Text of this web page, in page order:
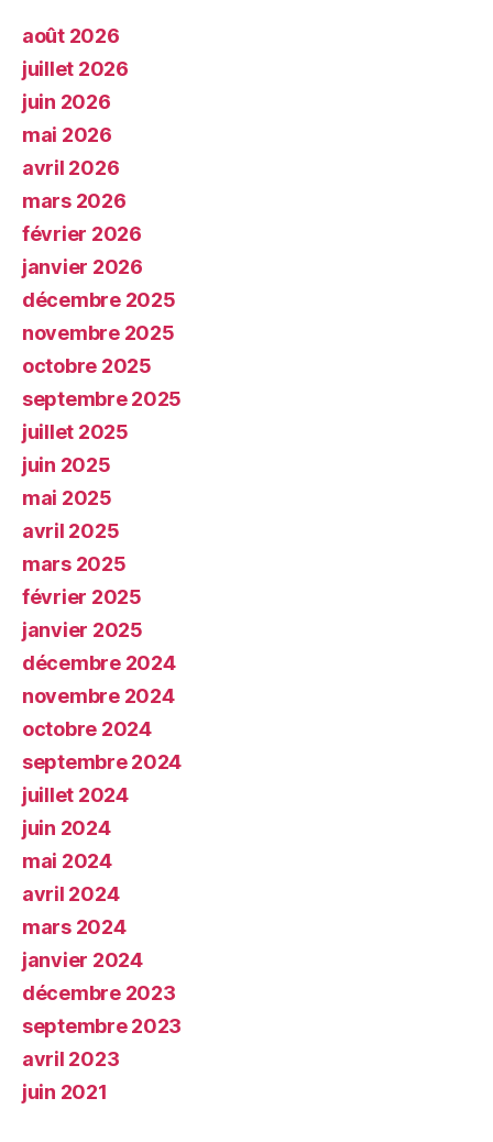
août 2026
juillet 2026
juin 2026
mai 2026
avril 2026
mars 2026
février 2026
janvier 2026
décembre 2025
novembre 2025
octobre 2025
septembre 2025
juillet 2025
juin 2025
mai 2025
avril 2025
mars 2025
février 2025
janvier 2025
décembre 2024
novembre 2024
octobre 2024
septembre 2024
juillet 2024
juin 2024
mai 2024
avril 2024
mars 2024
janvier 2024
décembre 2023
septembre 2023
avril 2023
juin 2021